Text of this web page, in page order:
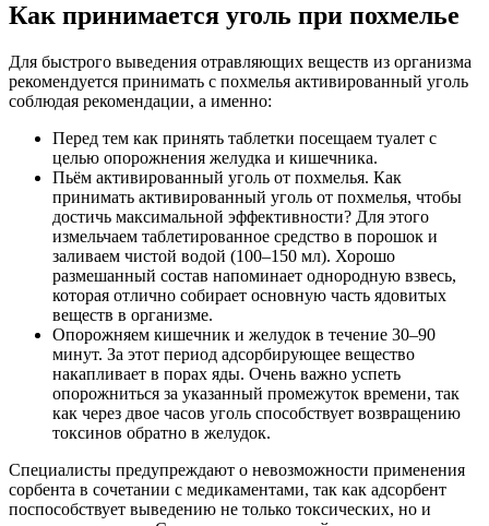
Как принимается уголь при похмелье
Для быстрого выведения отравляющих веществ из организма
рекомендуется принимать с похмелья активированный уголь
соблюдая рекомендации, а именно:
Перед тем как принять таблетки посещаем туалет с
целью опорожнения желудка и кишечника.
Пьём активированный уголь от похмелья. Как
принимать активированный уголь от похмелья, чтобы
достичь максимальной эффективности? Для этого
измельчаем таблетированное средство в порошок и
заливаем чистой водой (100–150 мл). Хорошо
размешанный состав напоминает однородную взвесь,
которая отлично собирает основную часть ядовитых
веществ в организме.
Опорожняем кишечник и желудок в течение 30–90
минут. За этот период адсорбирующее вещество
накапливает в порах яды. Очень важно успеть
опорожниться за указанный промежуток времени, так
как через двое часов уголь способствует возвращению
токсинов обратно в желудок.
Специалисты предупреждают о невозможности применения
сорбента в сочетании с медикаментами, так как адсорбент
поспособствует выведению не только токсических, но и